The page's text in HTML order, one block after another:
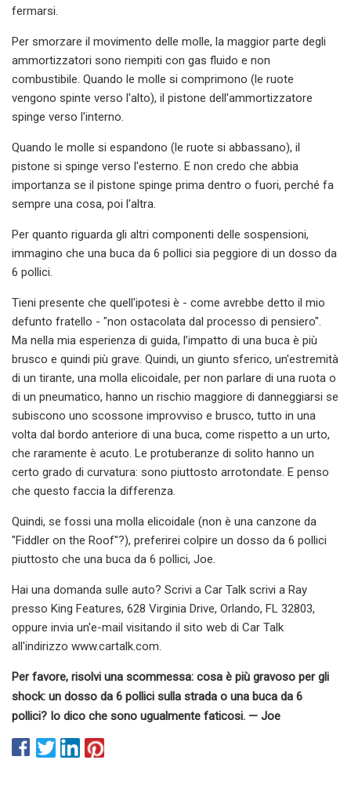
fermarsi.
Per smorzare il movimento delle molle, la maggior parte degli
ammortizzatori sono riempiti con gas fluido e non
combustibile. Quando le molle si comprimono (le ruote
vengono spinte verso l'alto), il pistone dell'ammortizzatore
spinge verso l'interno.
Quando le molle si espandono (le ruote si abbassano), il
pistone si spinge verso l'esterno. E non credo che abbia
importanza se il pistone spinge prima dentro o fuori, perché fa
sempre una cosa, poi l'altra.
Per quanto riguarda gli altri componenti delle sospensioni,
immagino che una buca da 6 pollici sia peggiore di un dosso da
6 pollici.
Tieni presente che quell'ipotesi è - come avrebbe detto il mio
defunto fratello - "non ostacolata dal processo di pensiero".
Ma nella mia esperienza di guida, l’impatto di una buca è più
brusco e quindi più grave. Quindi, un giunto sferico, un'estremità
di un tirante, una molla elicoidale, per non parlare di una ruota o
di un pneumatico, hanno un rischio maggiore di danneggiarsi se
subiscono uno scossone improvviso e brusco, tutto in una
volta dal bordo anteriore di una buca, come rispetto a un urto,
che raramente è acuto. Le protuberanze di solito hanno un
certo grado di curvatura: sono piuttosto arrotondate. E penso
che questo faccia la differenza.
Quindi, se fossi una molla elicoidale (non è una canzone da
"Fiddler on the Roof"?), preferirei colpire un dosso da 6 pollici
piuttosto che una buca da 6 pollici, Joe.
Hai una domanda sulle auto? Scrivi a Car Talk scrivi a Ray
presso King Features, 628 Virginia Drive, Orlando, FL 32803,
oppure invia un'e-mail visitando il sito web di Car Talk
all'indirizzo www.cartalk.com.
Per favore, risolvi una scommessa: cosa è più gravoso per gli
shock: un dosso da 6 pollici sulla strada o una buca da 6
pollici? Io dico che sono ugualmente faticosi. — Joe